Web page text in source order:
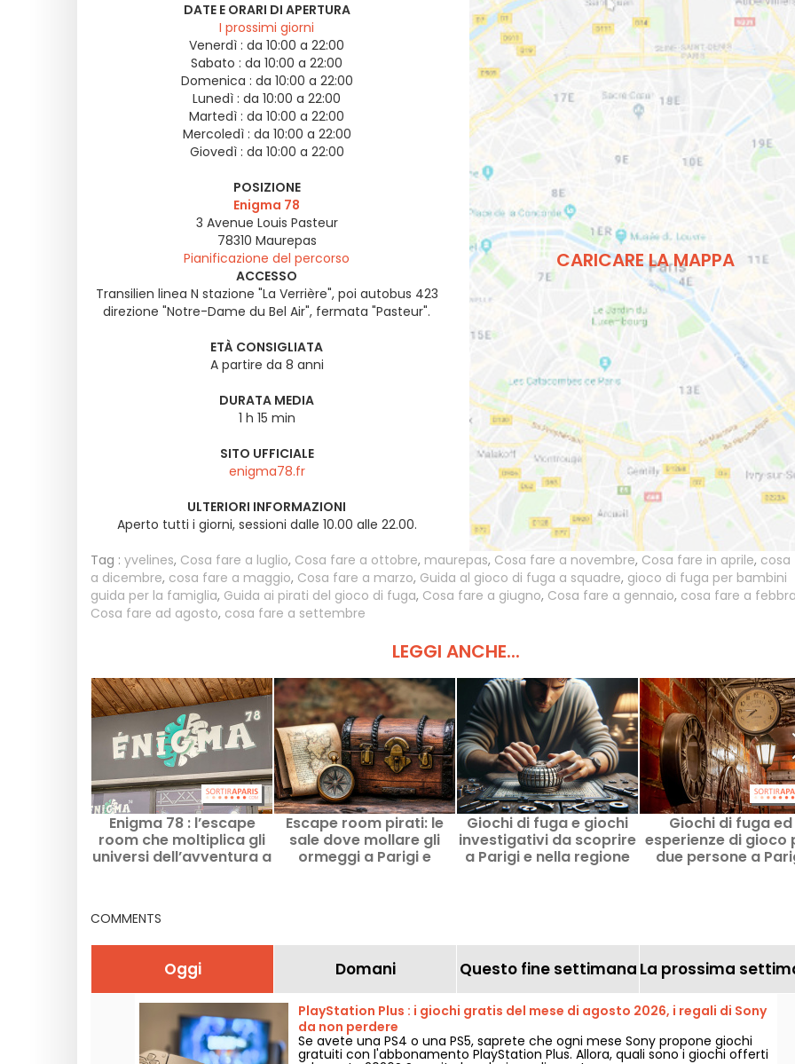
DATE E ORARI DI APERTURA
I prossimi giorni
Venerdì : da 10:00 a 22:00
Sabato : da 10:00 a 22:00
Domenica : da 10:00 a 22:00
Lunedì : da 10:00 a 22:00
Martedì : da 10:00 a 22:00
Mercoledì : da 10:00 a 22:00
Giovedì : da 10:00 a 22:00
POSIZIONE
Enigma 78
3 Avenue Louis Pasteur
78310 Maurepas
Pianificazione del percorso
ACCESSO
Transilien linea N stazione "La Verrière", poi autobus 423
direzione "Notre-Dame du Bel Air", fermata "Pasteur".
ETÀ CONSIGLIATA
A partire da 8 anni
DURATA MEDIA
1 h 15 min
SITO UFFICIALE
enigma78.fr
ULTERIORI INFORMAZIONI
Aperto tutti i giorni, sessioni dalle 10.00 alle 22.00.
CARICARE LA MAPPA
Tag : yvelines, Cosa fare a luglio, Cosa fare a ottobre, maurepas, Cosa fare a novembre, Cosa fare in aprile, cosa
a dicembre, cosa fare a maggio, Cosa fare a marzo, Guida al gioco di fuga a squadre, gioco di fuga per bambini
guida per la famiglia, Guida ai pirati del gioco di fuga, Cosa fare a giugno, Cosa fare a gennaio, cosa fare a
Cosa fare ad agosto, cosa fare a settembre
LEGGI ANCHE...
Enigma 78 : l’escape
room che moltiplica gli
universi dell’avventura a
Escape room pirati: le
sale dove mollare gli
ormeggi a Parigi e
Giochi di fuga e giochi
investigativi da scoprire
a Parigi e nella regione
Giochi di fuga ed
esperienze di gioco
due persone a
COMMENTS
Oggi Domani Questo fine settimana La prossima
PlayStation Plus : i giochi gratis del mese di agosto 2026, i regali di Sony
da non perdere
Se avete una PS4 o una PS5, saprete che ogni mese Sony propone giochi
gratuiti con l'abbonamento PlayStation Plus. Allora, quali sono i giochi offerti